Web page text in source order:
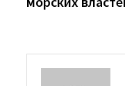
записям